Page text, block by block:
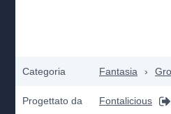
Categoria Fantasia ›
Progettato da Fontalicious